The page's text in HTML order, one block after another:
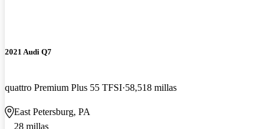
2021 Audi Q7
quattro Premium Plus 55 TFSI 58,518 millas
East Petersburg, PA
28 millas